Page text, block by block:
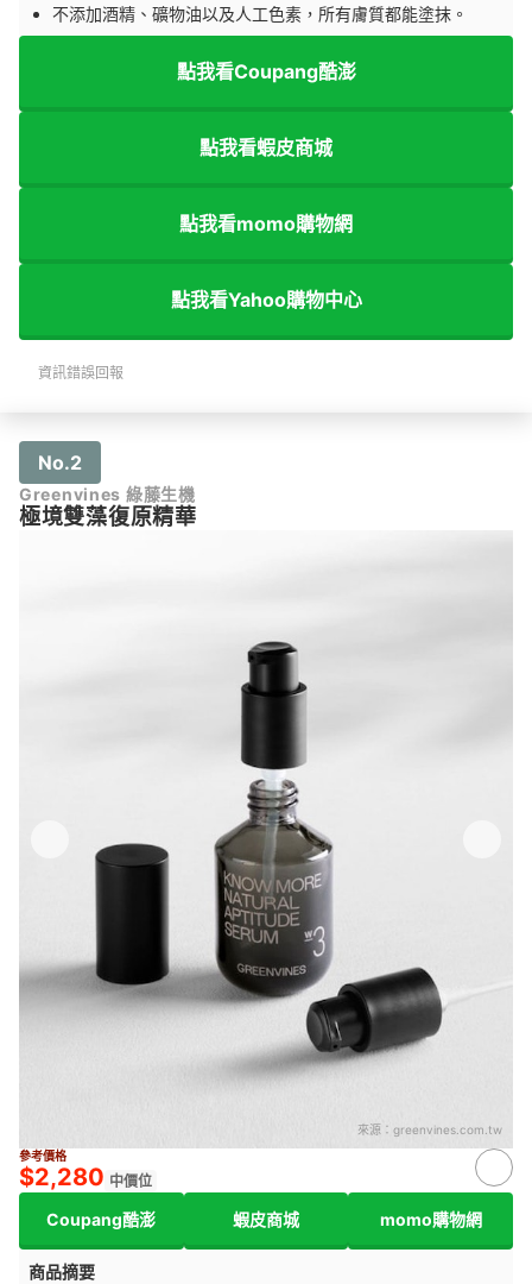
不添加酒精、礦物油以及人工色素，所有膚質都能塗抹。
點我看Coupang酷澎
點我看蝦皮商城
點我看momo購物網
點我看Yahoo購物中心
資訊錯誤回報
No.2
Greenvines 綠藤生機
極境雙藻復原精華
來源： greenvines.com.tw
參考價格
$2,280 中價位
Coupang酷澎 蝦皮商城 momo購物網
商品摘要